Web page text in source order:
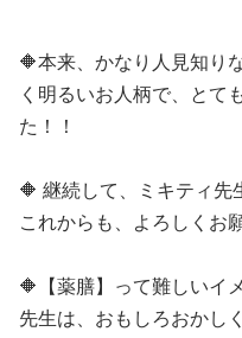
🔶本来、かなり人見知り
く明るいお人柄で、とて
た！！
🔶 継続して、ミキティ先
これからも、よろしくお
🔶【薬膳】って難しいイ
先生は、おもしろおかし